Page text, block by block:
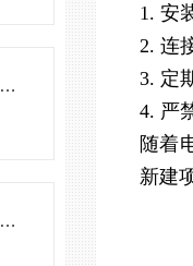
高压共箱母线槽结构特点及工作原理
插接式母线槽维护保养及常见故障处理指南
1. 安
2. 连
3. 定
4. 严
随着
新建